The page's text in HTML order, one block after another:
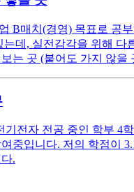
B매치(경영) 목표로 공
데, 실전감각을 위해 다
는 곳 (붙어도 가지 않
기전자 전공 중인 학부 4
중입니다. 저의 학점이
.